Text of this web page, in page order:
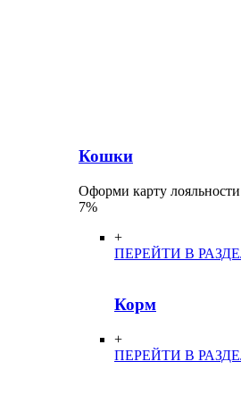
Кошки
Оформи карту
7%
+
ПЕРЕЙТИ В
Корм
+
ПЕРЕЙТИ В